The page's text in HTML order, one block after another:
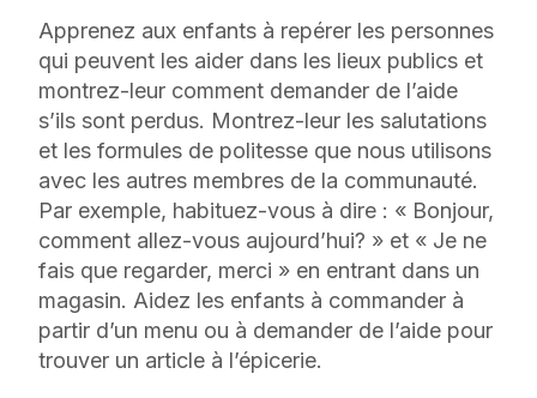
Apprenez aux enfants à repérer les personnes
qui peuvent les aider dans les lieux publics et
montrez-leur comment demander de l’aide
s’ils sont perdus. Montrez-leur les salutations
et les formules de politesse que nous utilisons
avec les autres membres de la communauté.
Par exemple, habituez-vous à dire : « Bonjour,
comment allez-vous aujourd’hui? » et « Je ne
fais que regarder, merci » en entrant dans un
magasin. Aidez les enfants à commander à
partir d’un menu ou à demander de l’aide pour
trouver un article à l’épicerie.